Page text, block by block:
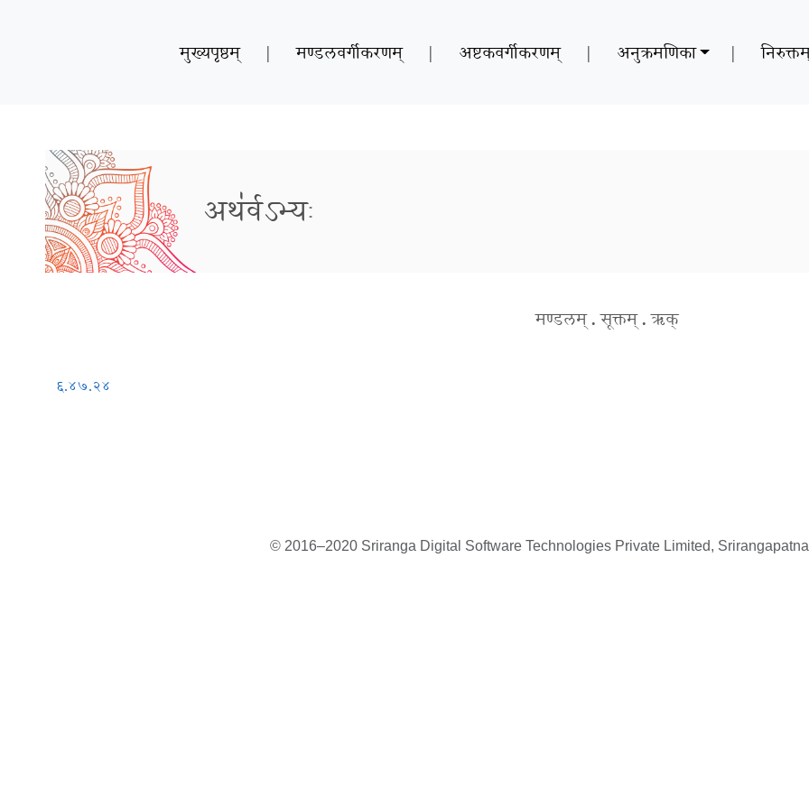
मुख्यपृष्ठम् | मण्डलवर्गीकरणम् | अष्टकवर्गीकरणम् | अनुक्रमणिका |
अथ॑र्वऽभ्यः
मण्डलम् . सूक्तम् . ऋक्
६.४७.२४
© 2016–2020 Sriranga Digital Software Technologies Private Limited,